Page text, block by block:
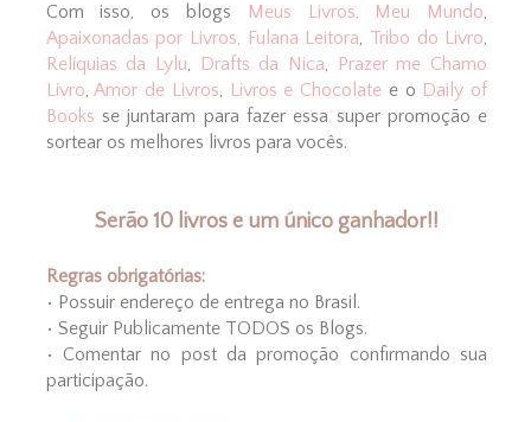
Com isso, os blogs Meus Livros, Meu Mundo,
Apaixonadas por Livros, Fulana Leitora, Tribo do Livro,
Relíquias da Lylu, Drafts da Nica,
Prazer me Chamo
Livro,Amor de Livros, Livros e Chocolate e o Daily of
Books se juntaram para fazer essa super promoção e
sortear os melhores livros para vocês.
Serão 10 livros e um único ganhador!!
Regras obrigatórias:
• Possuir endereço de entrega no Brasil.
• Seguir Publicamente TODOS os Blogs.
• Comentar no post da promoção confirmando sua
participação.